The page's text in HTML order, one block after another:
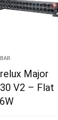
Major
V2 – Flat